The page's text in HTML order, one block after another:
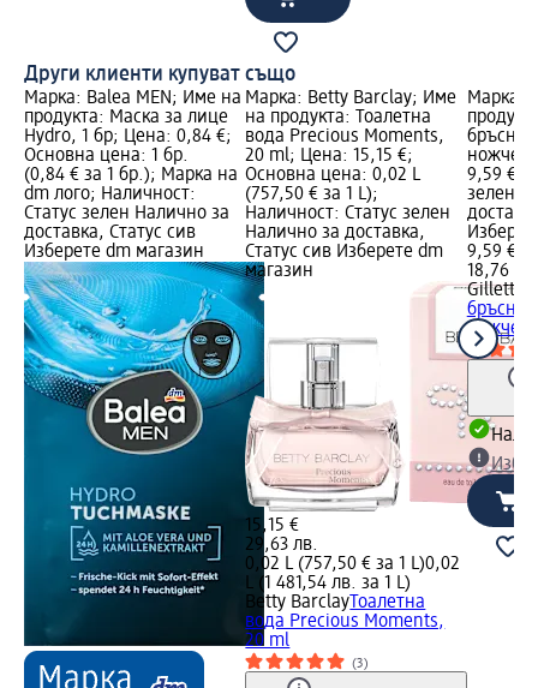
Други клиенти купуват също
Марка: Balea MEN; Име на
продукта: Маска за лице
Hydro, 1 бр; Цена: 0,84 €;
Основна цена: 1 бр.
(0,84 € за 1 бр.); Марка на
dm лого; Наличност:
Статус зелен Налично за
доставка, Статус сив
Изберете dm магазин
Марка: Betty Barclay; Име
на продукта: Тоалетна
вода Precious Moments,
20 ml; Цена: 15,15 €;
Основна цена: 0,02 L
(757,50 € за 1 L);
Наличност: Статус зелен
Налично за доставка,
Статус сив Изберете dm
магазин
15,15 €
29,63 лв.
0,02 L (757,50 € за 1 L)0,02
L (1 481,54 лв. за 1 L)
Betty BarclayТоалетна
вода Precious Moments,
20 ml
(3)
Марка:
9,59 €;
зелен
9,59 €
18,76 лв.
Gillette